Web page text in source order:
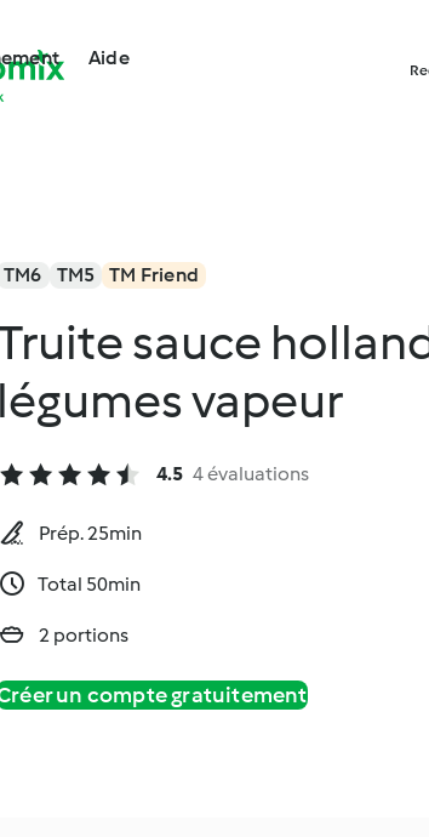
Aide
TM6 TM5 TM Friend
sauce
légumes vapeur
4.5 4 évaluations
Prép. 25min
Total 50min
2 portions
un compte gratuitement